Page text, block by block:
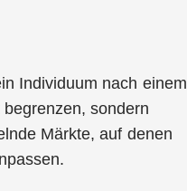
Individuum nach einem
sondern
Märkte, auf denen